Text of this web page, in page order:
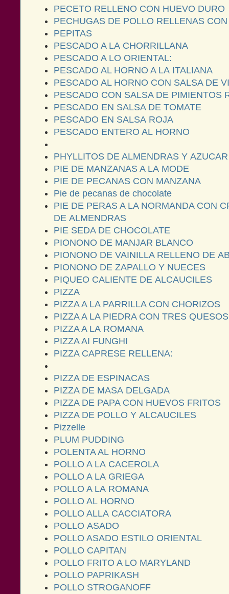
PECETO RELLENO CON HUEVO DURO
PECHUGAS DE POLLO RELLENAS
PEPITAS
PESCADO A LA CHORRILLANA
PESCADO A LO ORIENTAL:
PESCADO AL HORNO A LA ITALIANA
PESCADO AL HORNO CON SALSA DE
PESCADO CON SALSA DE PIMIENTOS
PESCADO EN SALSA DE TOMATE
PESCADO EN SALSA ROJA
PESCADO ENTERO AL HORNO
PHYLLITOS DE ALMENDRAS Y AZUCAR
PIE DE MANZANAS A LA MODE
PIE DE PECANAS CON MANZANA
Pie de pecanas de chocolate
PIE DE PERAS A LA NORMANDA CON
DE ALMENDRAS
PIE SEDA DE CHOCOLATE
PIONONO DE MANJAR BLANCO
PIONONO DE VAINILLA RELLENO DE
PIONONO DE ZAPALLO Y NUECES
PIQUEO CALIENTE DE ALCAUCILES
PIZZA
PIZZA A LA PARRILLA CON CHORIZOS
PIZZA A LA PIEDRA CON TRES QUESOS
PIZZA A LA ROMANA
PIZZA AI FUNGHI
PIZZA CAPRESE RELLENA:
PIZZA DE ESPINACAS
PIZZA DE MASA DELGADA
PIZZA DE PAPA CON HUEVOS FRITOS
PIZZA DE POLLO Y ALCAUCILES
Pizzelle
PLUM PUDDING
POLENTA AL HORNO
POLLO A LA CACEROLA
POLLO A LA GRIEGA
POLLO A LA ROMANA
POLLO AL HORNO
POLLO ALLA CACCIATORA
POLLO ASADO
POLLO ASADO ESTILO ORIENTAL
POLLO CAPITAN
POLLO FRITO A LO MARYLAND
POLLO PAPRIKASH
POLLO STROGANOFF